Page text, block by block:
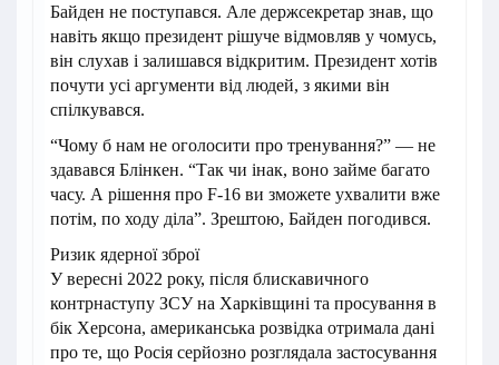
Байден не поступався. Але держсекретар знав, що
навіть якщо президент рішуче відмовляв у чомусь,
він слухав і залишався відкритим. Президент хотів
почути усі аргументи від людей, з якими він
спілкувався.
“Чому б нам не оголосити про тренування?” — не
здавався Блінкен. “Так чи інак, воно займе багато
часу. А рішення про F-16 ви зможете ухвалити вже
потім, по ходу діла”. Зрештою, Байден погодився.
Ризик ядерної зброї
У вересні 2022 року, після блискавичного
контрнаступу ЗСУ на Харківщині та просування в
бік Херсона, американська розвідка отримала дані
про те, що Росія серйозно розглядала застосування